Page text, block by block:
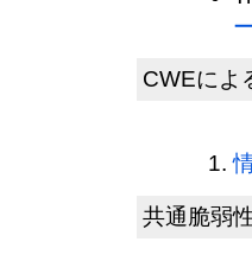
CWEによ
共通脆弱